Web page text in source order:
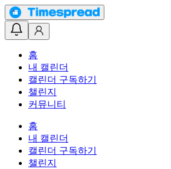
홈
내 캘린더
캘린더 구독하기
챌린지
커뮤니티
홈
내 캘린더
캘린더 구독하기
챌린지